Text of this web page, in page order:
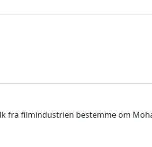
fra filmindustrien bestemme om